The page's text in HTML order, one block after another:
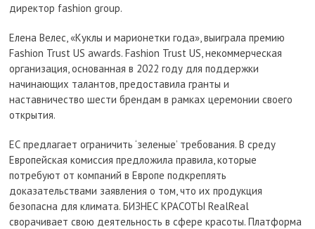
директор fashion group.
Елена Велес, «Куклы и марионетки года», выиграла премию
Fashion Trust US awards. Fashion Trust US, некоммерческая
организация, основанная в 2022 году для поддержки
начинающих талантов, предоставила гранты и
наставничество шести брендам в рамках церемонии своего
открытия.
ЕС предлагает ограничить ‘зеленые’ требования. В среду
Европейская комиссия предложила правила, которые
потребуют от компаний в Европе подкреплять
доказательствами заявления о том, что их продукция
безопасна для климата. БИЗНЕС КРАСОТЫ RealReal
сворачивает свою деятельность в сфере красоты. Платформа